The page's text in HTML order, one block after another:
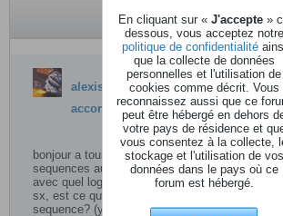
alexispa1xa crée une discussion
accords
01
bonjour a tous, je vais me lancer(bientôt !!) a
sequences au niveau paroles et accords.
avec quel logiciel je peu faire cela (pour le
sx, est ce que je peu avec lui) et quel est le
sequence? (y a t il une piste accord,une piste
En cliquant sur « J'accepte »
dessous, vous acceptez notre
politique de confidentialité
que la collecte de données
personnelles et l'utilisation de
cookies comme décrit. Vous
reconnaissez aussi que ce
peut être hébergé en dehors
votre pays de résidence et
vous consentez à la collecte,
stockage et l'utilisation de vos
données dans le pays où ce
forum est hébergé.